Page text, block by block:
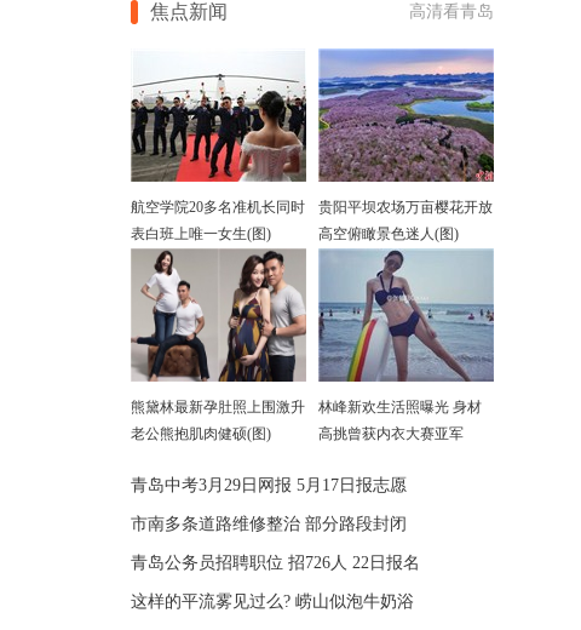
焦点新闻 高清看青岛
航空学院20多名准机长同时
表白班上唯一女生(图)
贵阳平坝农场万亩樱花开放
高空俯瞰景色迷人(图)
熊黛林最新孕肚照上围激升
老公熊抱肌肉健硕(图)
林峰新欢生活照曝光 身材
高挑曾获内衣大赛亚军
青岛中考3月29日网报 5月17日报志愿
市南多条道路维修整治​ 部分路段封闭
青岛公务员招聘职位 招726人 22日报名
这样的平流雾见过么? 崂山似泡牛奶浴